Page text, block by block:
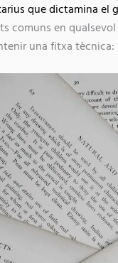
que dictamina el
comuns en
una fitxa tècnica: